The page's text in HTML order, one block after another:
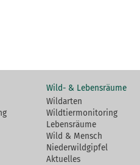
Wild- & Lebensräume
Wildarten
Wildtiermonitoring
Lebensräume
Wild & Mensch
Niederwildgipfel
Aktuelles